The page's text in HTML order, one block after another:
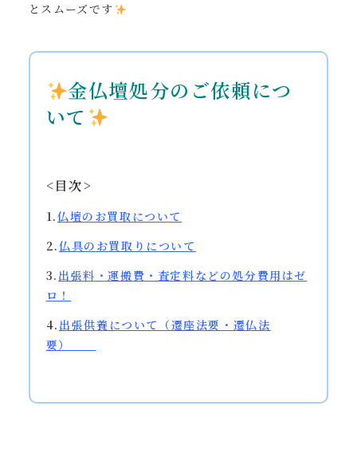
とスムーズです
金仏壇処分のご依頼につ
いて
<目次>
1.仏壇のお買取について
2.仏具のお買取りについて
3. 出張料・運搬費・査定料などの処分費用はゼ
ロ！
4. 出張供養 について（遷座法要・遷仏法
要）